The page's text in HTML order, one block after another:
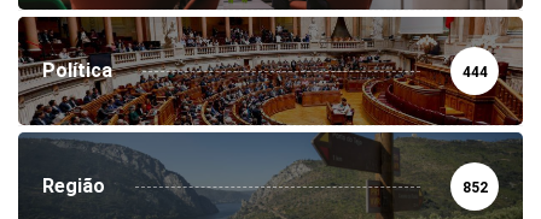
Política 444
Região 852